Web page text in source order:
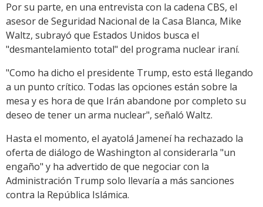
Por su parte, en una entrevista con la cadena CBS, el
asesor de Seguridad Nacional de la Casa Blanca, Mike
Waltz, subrayó que Estados Unidos busca el
"desmantelamiento total" del programa nuclear iraní.
"Como ha dicho el presidente Trump, esto está llegando
a un punto crítico. Todas las opciones están sobre la
mesa y es hora de que Irán abandone por completo su
deseo de tener un arma nuclear", señaló Waltz.
Hasta el momento, el ayatolá Jameneí ha rechazado la
oferta de diálogo de Washington al considerarla "un
engaño" y ha advertido de que negociar con la
Administración Trump solo llevaría a más sanciones
contra la República Islámica.